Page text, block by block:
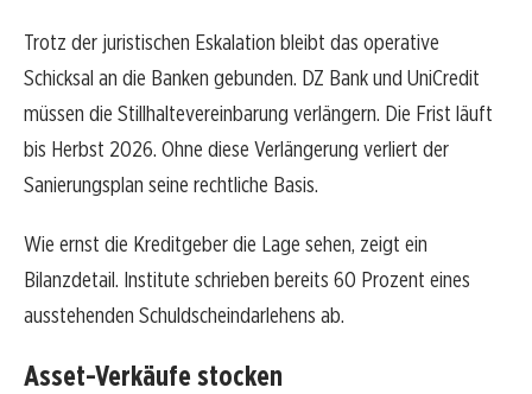
Trotz der juristischen Eskalation bleibt das operative
Schicksal an die Banken gebunden. DZ Bank und UniCredit
müssen die Stillhaltevereinbarung verlängern. Die Frist läuft
bis Herbst 2026. Ohne diese Verlängerung verliert der
Sanierungsplan seine rechtliche Basis.
Wie ernst die Kreditgeber die Lage sehen, zeigt ein
Bilanzdetail. Institute schrieben bereits 60 Prozent eines
ausstehenden Schuldscheindarlehens ab.
Asset-Verkäufe stocken